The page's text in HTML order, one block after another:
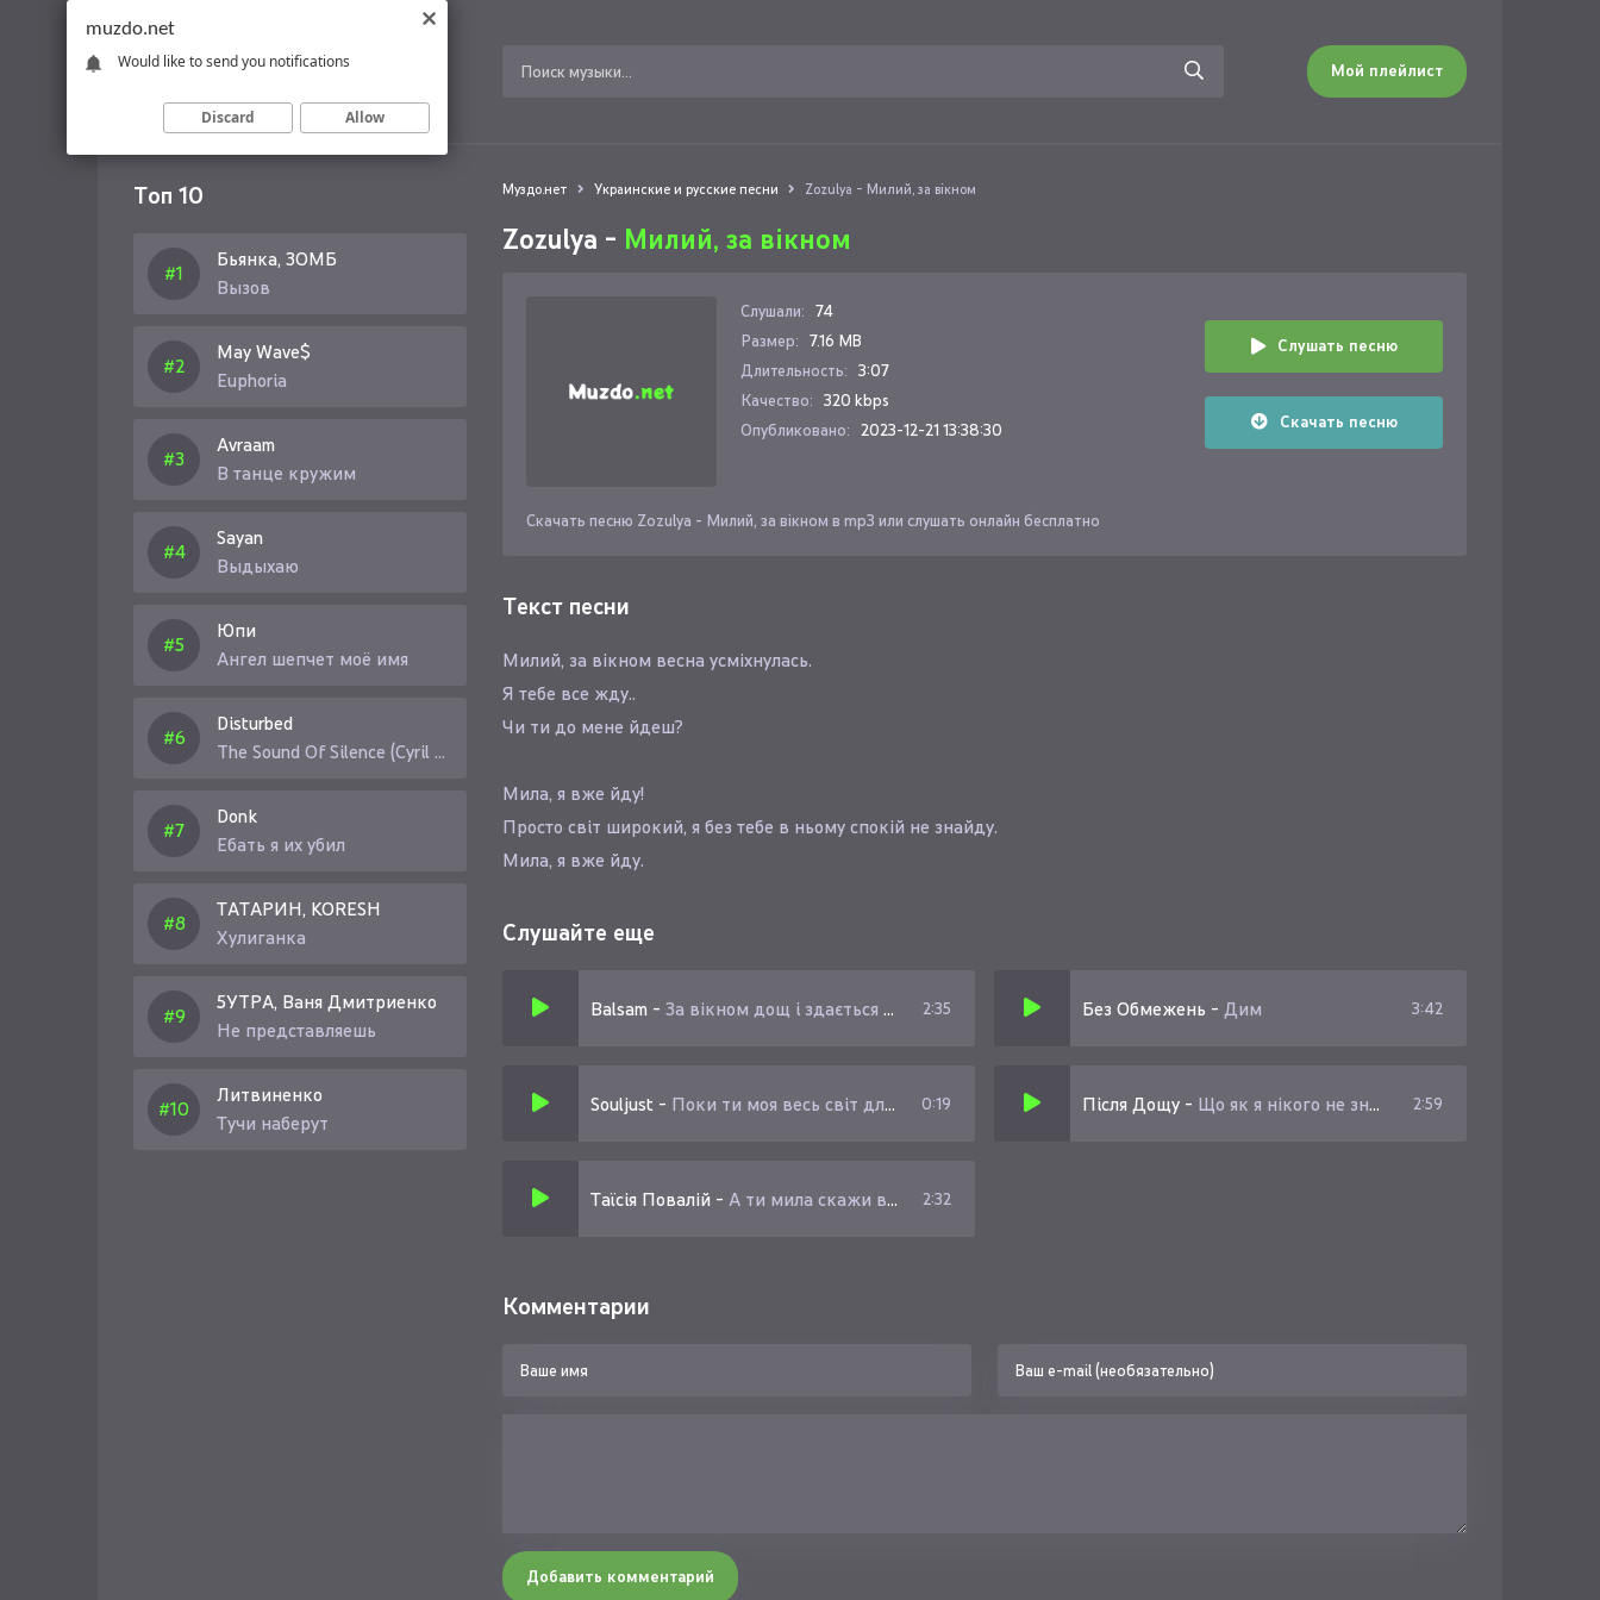
Мой плейлист
Топ 10
Бьянка, ЗОМБ
Вызов
May Wave$
Euphoria
Avraam
В танце кружим
Sayan
Выдыхаю
Юпи
Ангел шепчет моё имя
Disturbed
The Sound Of Silence (Cyril Riley Remix)
Donk
Ебать я их убил
ТАТАРИН, KORESH
Хулиганка
5УТРА, Ваня Дмитриенко
Не представляешь
Литвиненко
Тучи наберут
Муздо.нет Украинские и русские песни Zozulya - Милий, за вікном
Zozulya - Милий, за вікном
Слушали: 74
Размер: 7.16 MB
Длительность: 3:07
Качество: 320 kbps
Опубликовано: 2023-12-21 13:38:30
Слушать песню
Скачать песню
Скачать песню Zozulya - Милий, за вікном в mp3 или слушать онлайн бесплатно
Текст песни
Милий, за вікном весна усміхнулась.
Я тебе все жду..
Чи ти до мене йдеш?
Мила, я вже йду!
Просто світ широкий, я без тебе в ньому спокій не знайду.
Мила, я вже йду.
Я без тебе в ньому спокій не знайду.
Слушайте еще
Balsam - За вікном дощ і здається наче 2:35 Без Обмежень - Дим 3:42
Souljust - Поки ти моя весь світ для тебе 0:19 Після Дощу - Що як я нікого не знайду 2:59
Таїсія Повалій - А ти мила скажи в отвіт 2:32
Комментарии
Добавить комментарий
muzdo.net
Would like to send you notifications
Discard Allow